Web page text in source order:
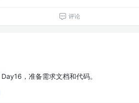
评论
Day16，准备需求文档和代码。